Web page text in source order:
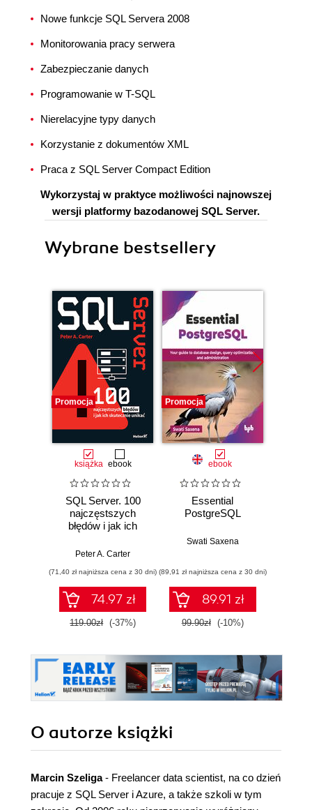
Nowe funkcje SQL Servera 2008
Monitorowania pracy serwera
Zabezpieczanie danych
Programowanie w T-SQL
Nierelacyjne typy danych
Korzystanie z dokumentów XML
Praca z SQL Server Compact Edition
Wykorzystaj w praktyce możliwości najnowszej
wersji platformy bazodanowej SQL Server.
Wybrane bestsellery
Promocja
książka ebook
SQL Server. 100
najczęstszych
błędów i jak ich
Peter A. Carter
(71,40 zł najniższa cena z 30 dni)
74.97 zł
119.00zł (-37%)
Promocja
ebook
Essential
PostgreSQL
Swati Saxena
(89,91 zł najniższa cena z 30 dni)
89.91 zł
99.90zł (-10%)
O autorze książki
Marcin Szeliga- Freelancer data scientist, na co dzień
pracuje z SQL Server i Azure, a także szkoli w tym